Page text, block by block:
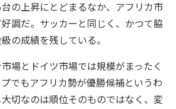
の上昇にとどまるなか、アフリカ市
調だ。サッカーと同じく、かつて脇
の成績を残している。
場とドイツ市場では規模がまったく
でもアフリカ勢が優勝候補というわ
切なのは順位そのものではなく、変